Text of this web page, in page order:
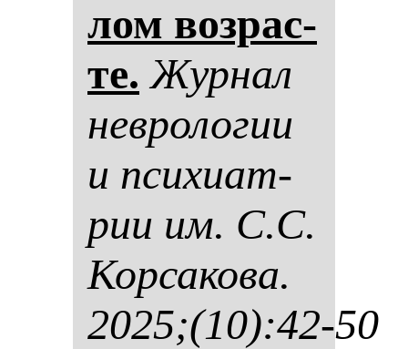
лом воз­рас­
те. Жур­нал
нев­ро­ло­гии
и пси­хи­ат­
рии им. С.С.
Кор­са­ко­ва.
2025;(10):42-50